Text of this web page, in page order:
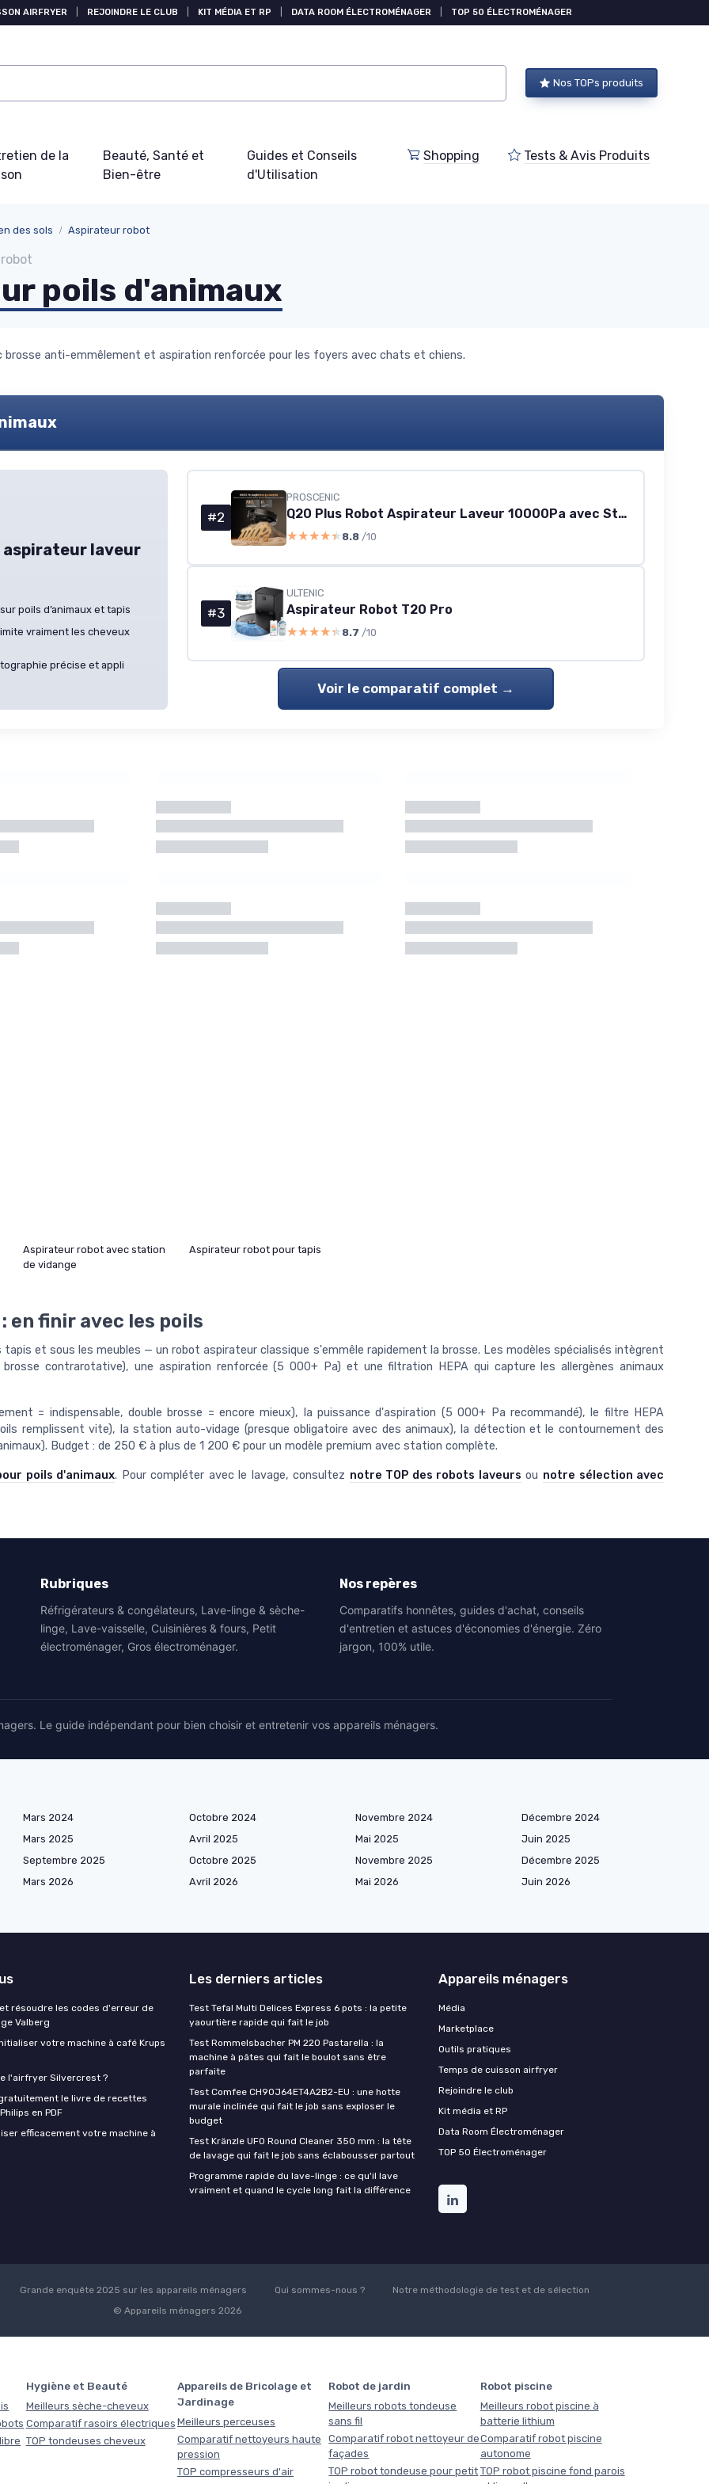
AIRFRYER REJOINDRE LE CLUB KIT MÉDIA ET RP DATA ROOM ÉLECTROMÉNAGER TOP 50 ÉLECTROMÉNAGER
Nos TOPs produits
de la
Beauté, Santé et
Bien-être
Guides et Conseils
d'Utilisation
Shopping Tests & Avis Produits
des sols Aspirateur robot
poils d'animaux
brosse anti-emmêlement et aspiration renforcée pour les foyers avec chats et chiens.
aspirateur laveur
poils d’animaux et tapis
vraiment les cheveux
précise et appli
#2
PROSCENIC
Q20 Plus Robot Aspirateur Laveur 10000Pa avec Station Sans Sac Vidage Automatique,200Min Aspirateur Robot et Serpillière,Nav Lidar Cartographie,Évitement d'obstacles,Pour Poils Animaux Tapis 2XL Noir et Or
★★★★★
★★★★★ 8.8 /10
#3
ULTENIC
Aspirateur Robot T20 Pro
★★★★★
★★★★★ 8.7 /10
Voir le comparatif complet →
Aspirateur robot avec station
de vidange
Aspirateur robot pour tapis
en finir avec les poils
et sous les meubles — un robot aspirateur classique s'emmêle rapidement la brosse. Les modèles spécialisés intègrent
contrarotative), une aspiration renforcée (5 000+ Pa) et une filtration HEPA qui capture les allergènes animaux
= indispensable, double brosse = encore mieux), la puissance d'aspiration (5 000+ Pa recommandé), le filtre HEPA
remplissent vite), la station auto-vidage (presque obligatoire avec des animaux), la détection et le contournement des
Budget : de 250 € à plus de 1 200 € pour un modèle premium avec station complète.
poils d'animaux. Pour compléter avec le lavage, consultez notre TOP des robots laveurs ou notre sélection avec
Rubriques
Réfrigérateurs & congélateurs, Lave-linge & sèche-
linge, Lave-vaisselle, Cuisinières & fours, Petit
électroménager, Gros électroménager.
Nos repères
Comparatifs honnêtes, guides d'achat, conseils
d'entretien et astuces d'économies d'énergie. Zéro
jargon, 100% utile.
Le guide indépendant pour bien choisir et entretenir vos appareils ménagers.
Mars 2024 Octobre 2024 Novembre 2024
Décembre 2024
Mars 2025 Avril 2025 Mai 2025
Juin 2025
Septembre 2025 Octobre 2025 Novembre 2025
Décembre 2025
Mars 2026 Avril 2026 Mai 2026
Juin 2026
résoudre les codes d'erreur de
Valberg
votre machine à café Krups
l'airfryer Silvercrest ?
le livre de recettes
en PDF
efficacement votre machine à
Les derniers articles
Test Tefal Multi Delices Express 6 pots : la petite
yaourtière rapide qui fait le job
Test Rommelsbacher PM 220 Pastarella : la
machine à pâtes qui fait le boulot sans être
parfaite
Test Comfee CH90J64ET4A2B2-EU : une hotte
murale inclinée qui fait le job sans exploser le
budget
Test Kränzle UFO Round Cleaner 350 mm : la tête
de lavage qui fait le job sans éclabousser partout
Programme rapide du lave-linge : ce qu'il lave
vraiment et quand le cycle long fait la différence
Appareils ménagers
Média
Marketplace
Outils pratiques
Temps de cuisson airfryer
Rejoindre le club
Kit média et RP
Data Room Électroménager
TOP 50 Électroménager
Grande enquête 2025 sur les appareils ménagers Qui sommes-nous ?
Notre méthodologie de test et de sélection
© Appareils ménagers 2026
Hygiène et Beauté
Meilleurs sèche-cheveux
Comparatif rasoirs électriques
TOP tondeuses cheveux
Appareils de Bricolage et
Jardinage
Meilleurs perceuses
Comparatif nettoyeurs haute
pression
TOP compresseurs d'air
Robot de jardin
Meilleurs robots tondeuse
sans fil
Comparatif robot nettoyeur de
façades
TOP robot tondeuse pour petit
Robot piscine
Meilleurs robot piscine à
batterie lithium
Comparatif robot piscine
autonome
TOP robot piscine fond parois